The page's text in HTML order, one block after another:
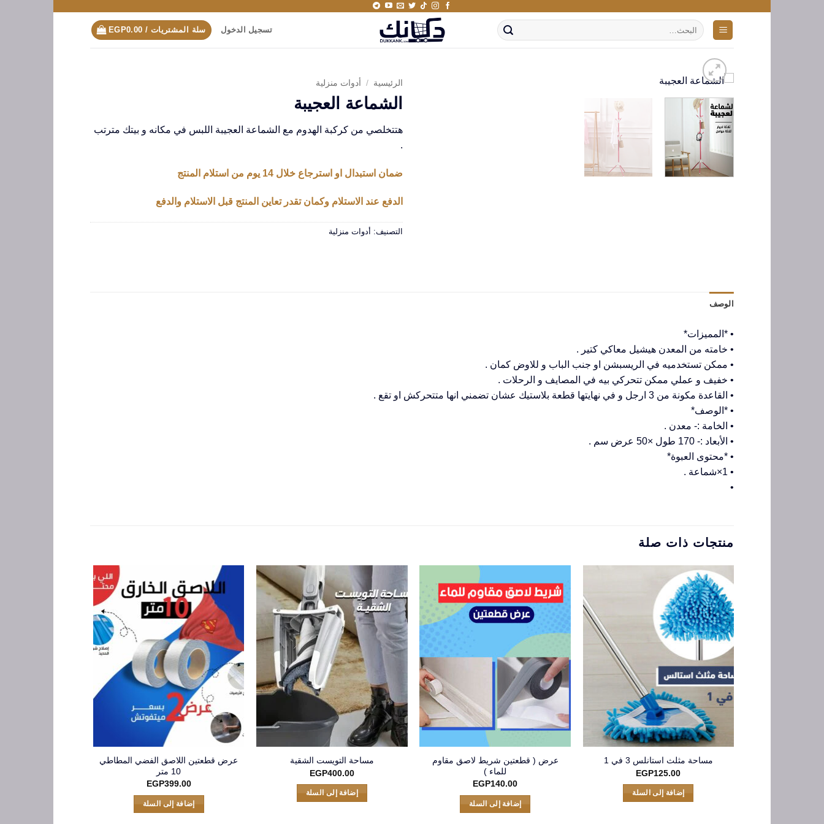
البحث
عن:
تسجيل الدخول سلة المشتريات / EGP0.00
الرئيسية / أدوات منزلية
الشماعة العجيبة
هتتخلصي من كركبة الهدوم مع الشماعة العجيبة اللبس في مكانه و بيتك مترتب
.
ضمان استبدال او استرجاع خلال 14 يوم من استلام المنتج
الدفع عند الاستلام وكمان تقدر تعاين المنتج قبل الاستلام والدفع
التصنيف: أدوات منزلية
الوصف
• *المميزات*
• خامته من المعدن هيشيل معاكي كتير .
• ممكن تستخدميه في الريسبشن او جنب الباب و للاوض كمان .
• خفيف و عملي ممكن تتحركي بيه في المصايف و الرحلات .
• القاعدة مكونة من 3 ارجل و في نهايتها قطعة بلاستيك عشان تضمني انها متتحركش او تقع .
• *الوصف*
• الخامة :- معدن .
• الأبعاد :- 170 طول ×50 عرض سم .
• *محتوى العبوة*
• 1×شماعة .
•
منتجات ذات صلة
مساحة مثلث استانلس 3 في 1
EGP125.00
إضافة إلى السلة
عرض ( قطعتين شريط لاصق مقاوم
للماء )
EGP140.00
إضافة إلى السلة
مساحة التويست الشقية
EGP400.00
إضافة إلى السلة
عرض قطعتين اللاصق الفضي المطاطي
10 متر
EGP399.00
إضافة إلى السلة